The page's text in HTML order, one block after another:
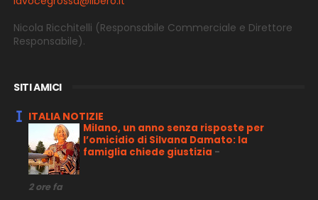
Nicola Ricchitelli (Responsabile Commerciale e Direttore
Responsabile).
SITI AMICI
ITALIA NOTIZIE
Milano, un anno senza risposte per
l’omicidio di Silvana Damato: la
famiglia chiede giustizia -
2 ore fa